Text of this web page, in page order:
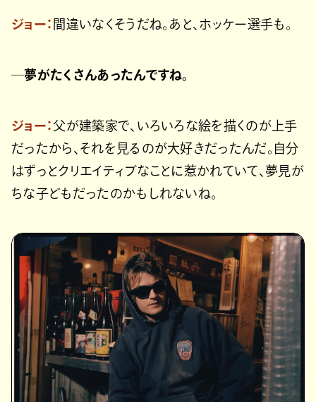
ジョー： 間違いなくそうだね。あと、ホッケー選手も。
─夢がたくさんあったんですね。
ジョー： 父が建築家で、いろいろな絵を描くのが上手
だったから、それを見るのが大好きだったんだ。自分
はずっとクリエイティブなことに惹かれていて、夢見が
ちな子どもだったのかもしれないね。